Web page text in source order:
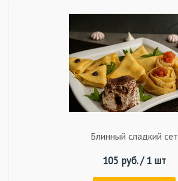
Блинный сладкий сет
105 руб. /1 шт